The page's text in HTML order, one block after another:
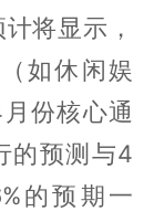
将显示，
如休闲娱
份核心通
的预测与4
的预期一